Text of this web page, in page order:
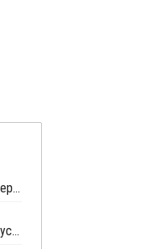
Ученые из Сингапура создали технологию переработки смешанного пластика без участия растворителя
Aster Chemicals and Energy планирует перезапустить возобновить выпуск стирола на линии №2 в Пулау Серайя